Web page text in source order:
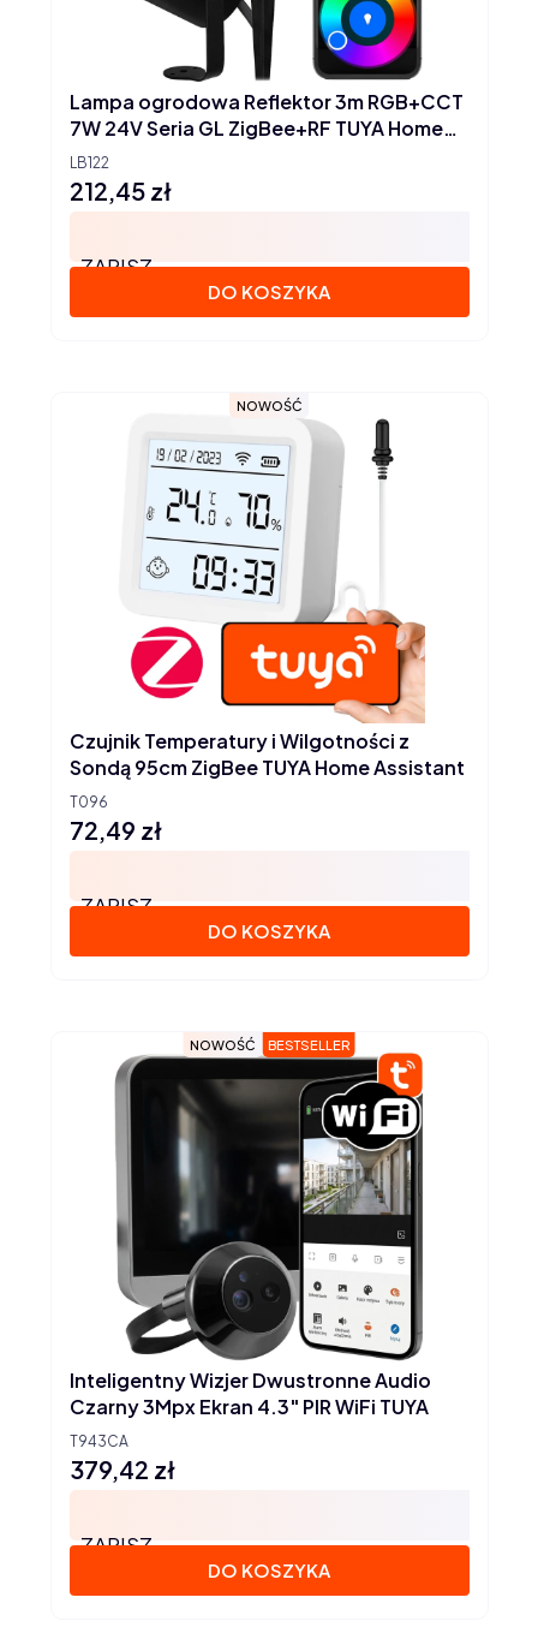
LB122
Lampa ogrodowa Reflektor 3m RGB+CCT
7W 24V Seria GL ZigBee+RF TUYA Home
Assistant
Cena
212,45 zł
ZAPISZ
DO KOSZYKA
NOWOŚĆ
T096
Czujnik Temperatury i Wilgotności z
Sondą 95cm ZigBee TUYA Home Assistant
Cena
72,49 zł
ZAPISZ
DO KOSZYKA
BESTSELLER
NOWOŚĆ
T943CA
Inteligentny Wizjer Dwustronne Audio
Czarny 3Mpx Ekran 4.3" PIR WiFi TUYA
Cena
379,42 zł
ZAPISZ
DO KOSZYKA